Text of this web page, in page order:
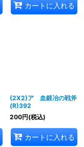
カートに入れる
(2X2)ア 血鍛冶の戦斧
(R)392
200円(税込)
カートに入れる